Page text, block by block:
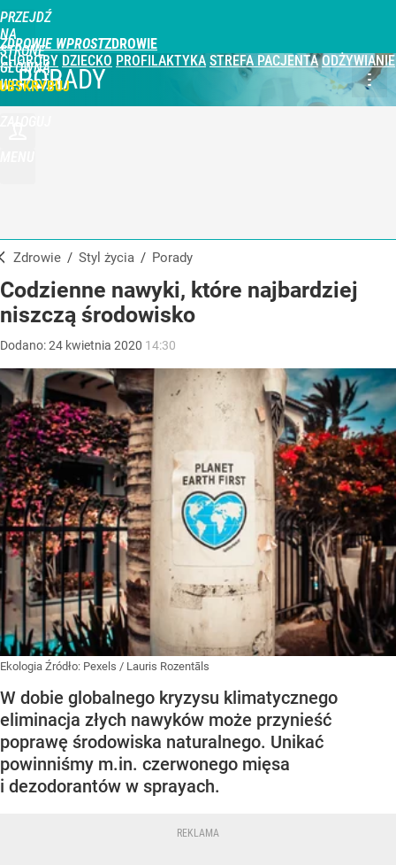
PRZEJDŹ
NA
STRONĘ
GŁÓWNĄ
WPROST.PL
ZDROWIE WPROST
CHOROBY DZIECKO PROFILAKTYKA STREFA PACJENTA ODŻYWIANIE
PORADY
Zdrowie / Styl życia / Porady
Codzienne nawyki, które najbardziej
niszczą środowisko
Dodano:24 kwietnia 2020 14:30
Ekologia Źródło: Pexels / Lauris Rozentāls
W dobie globalnego kryzysu klimatycznego
eliminacja złych nawyków może przynieść
poprawę środowiska naturalnego. Unikać
powinniśmy m.in. czerwonego mięsa
i dezodorantów w sprayach.